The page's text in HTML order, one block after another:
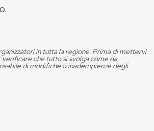
in tutta la regione. Prima di mettervi
che tutto si svolga come da
di modifiche o inadempienze degli